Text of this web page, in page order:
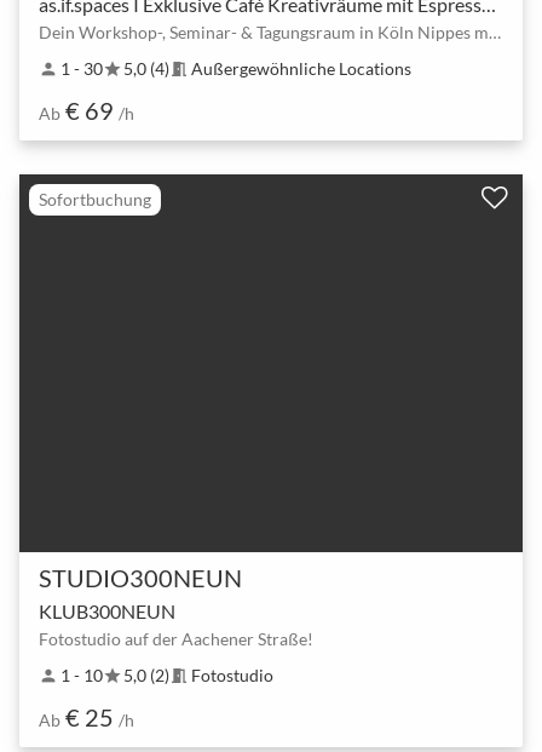
Dein Workshop-, Seminar- & Tagungsraum in Köln Nippes mit Barista & Vinyl-Crates
person 1 - 30star5,0 (4) meeting_room Außergewöhnliche Locations
Ab € 69 /h
Sofortbuchung
STUDIO300NEUN
KLUB300NEUN
Fotostudio auf der Aachener Straße!
person 1 - 10star5,0 (2) meeting_room Fotostudio
Ab € 25 /h